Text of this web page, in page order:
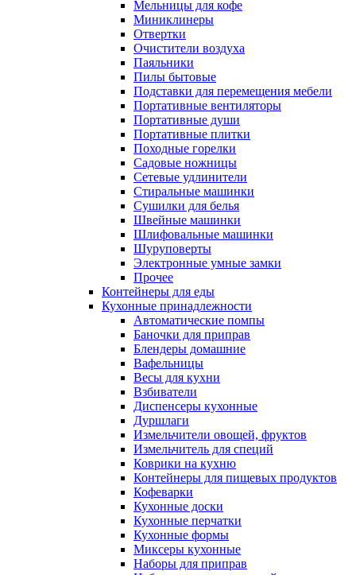
Мельницы для кофе
Миниклинеры
Отвертки
Очистители воздуха
Паяльники
Пилы бытовые
Подставки для перемещения мебели
Портативные вентиляторы
Портативные души
Портативные плитки
Походные горелки
Садовые ножницы
Сетевые удлинители
Стиральные машинки
Сушилки для белья
Швейные машинки
Шлифовальные машинки
Шуруповерты
Электронные умные замки
Прочее
Контейнеры для еды
Кухонные принадлежности
Автоматические помпы
Баночки для приправ
Блендеры домашние
Вафельницы
Весы для кухни
Взбиватели
Диспенсеры кухонные
Дуршлаги
Измельчители овощей, фруктов
Измельчитель для специй
Коврики на кухню
Контейнеры для пищевых продуктов
Кофеварки
Кухонные доски
Кухонные перчатки
Кухонные формы
Миксеры кухонные
Наборы для приправ